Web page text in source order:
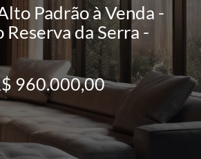
Padrão à Venda -
da Serra -
960.000,00